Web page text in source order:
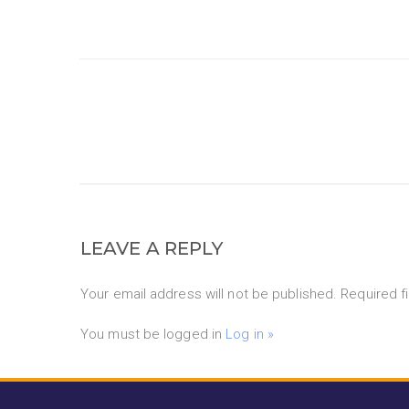
LEAVE A REPLY
Your email address will not be published. Required
You must be logged in Log in »